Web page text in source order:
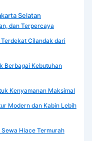
Selatan
dan Terpercaya
Cilandak dari
Berbagai Kebutuhan
Kenyamanan Maksimal
Modern dan Kabin Lebih
Hiace Termurah